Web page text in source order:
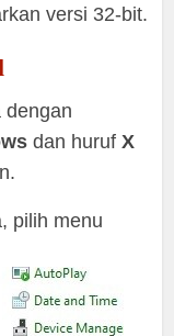
versi 32-bit.
dengan
dan hurufX
pilih menu